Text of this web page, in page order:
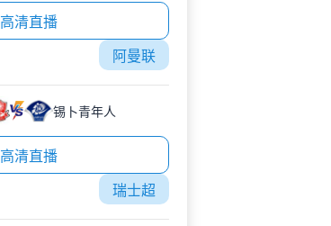
高清直播
阿曼联
锡卜青年人
高清直播
瑞士超